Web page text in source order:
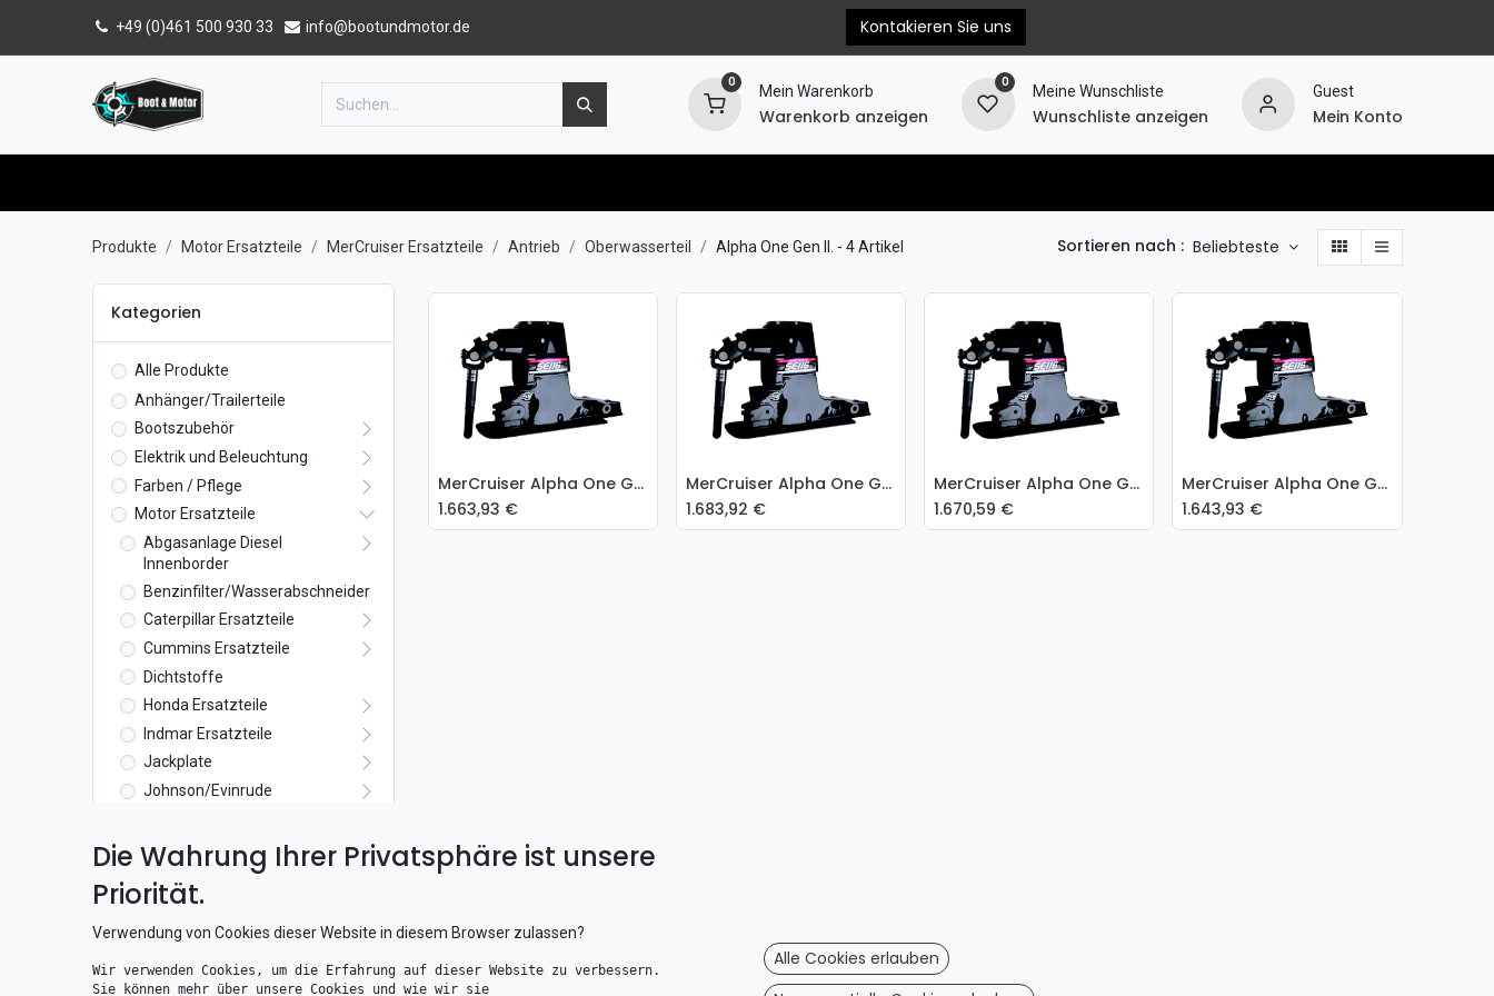
+49 (0)461 500 930 33 info@bootundmotor.de Kontakieren Sie uns
0
Mein Warenkorb
Warenkorb anzeigen
0
Meine Wunschliste
Wunschliste anzeigen
Guest
Mein Konto
Produkte Motor Ersatzteile MerCruiser Ersatzteile Antrieb Oberwasserteil Alpha One Gen II. - 4 Artikel Sortieren nach : Beliebteste
Kategorien
Alle Produkte
Anhänger/Trailerteile
Bootszubehör
Elektrik und Beleuchtung
Farben / Pflege
Motor Ersatzteile
Abgasanlage Diesel
Innenborder
Benzinfilter/Wasserabschneider
Caterpillar Ersatzteile
Cummins Ersatzteile
Dichtstoffe
Honda Ersatzteile
Indmar Ersatzteile
Jackplate
Johnson/Evinrude
Antrieb
Antrieb Dichtsatz
Oberwasserteil
Alpha One
Alpha One Gen II.
Bravo One
In den Warenkorb
MerCruiser Alpha One Gen.II Oberwasserteil 1.94:1 - 861063A6
1.663,93 €
In den Warenkorb MerCruiser Alpha One Gen.II Oberwasserteil 1.81:1 - 861063A8
1.683,92 €
In den Warenkorb MerCruiser Alpha One Gen.II Oberwasserteil 1.62:1 - 861063A10
1.670,59 €
In den Warenkorb MerCruiser Alpha One Gen.II Oberwasserteil 1.47:1 - 861063A12
1.643,93 €
Die Wahrung Ihrer Privatsphäre ist unsere
Priorität.
Verwendung von Cookies dieser Website in diesem Browser zulassen?
Wir verwenden Cookies, um die Erfahrung auf dieser Website zu verbessern.
Sie können mehr über unsere Cookies und wie wir sie
Alle Cookies erlauben